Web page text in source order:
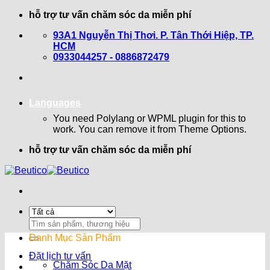
hỗ trợ tư vấn chăm sóc da miễn phí
93A1 Nguyễn Thị Thơi. P. Tân Thới Hiệp, TP.
HCM
0933044257 - 0886872479
Languages
You need Polylang or WPML plugin for this to
work. You can remove it from Theme Options.
hỗ trợ tư vấn chăm sóc da miễn phí
Search
for:
Đặt lịch tư vấn
Danh Mục Sản Phẩm
Chăm Sóc Da Mặt